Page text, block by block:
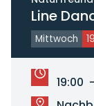
Line
Mittwoch
19:00